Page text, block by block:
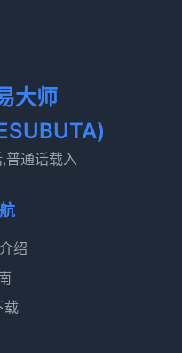
大师
普通话载入
绍
载